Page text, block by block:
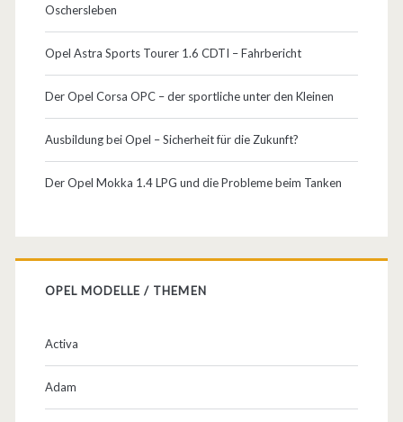
w
r
d
e
b
Oschersleben
Opel Astra Sports Tourer 1.6 CDTI – Fahrbericht
Der Opel Corsa OPC – der sportliche unter den Kleinen
Ausbildung bei Opel – Sicherheit für die Zukunft?
Der Opel Mokka 1.4 LPG und die Probleme beim Tanken
OPEL MODELLE / THEMEN
Activa
Adam